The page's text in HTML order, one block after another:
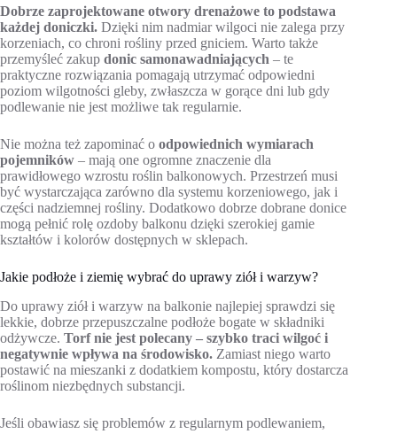
Dobrze zaprojektowane otwory drenażowe to podstawa
każdej doniczki. Dzięki nim nadmiar wilgoci nie zalega przy
korzeniach, co chroni rośliny przed gniciem. Warto także
przemyśleć zakup donic samonawadniających – te
praktyczne rozwiązania pomagają utrzymać odpowiedni
poziom wilgotności gleby, zwłaszcza w gorące dni lub gdy
podlewanie nie jest możliwe tak regularnie.
Nie można też zapominać o odpowiednich wymiarach
pojemników – mają one ogromne znaczenie dla
prawidłowego wzrostu roślin balkonowych. Przestrzeń musi
być wystarczająca zarówno dla systemu korzeniowego, jak i
części nadziemnej rośliny. Dodatkowo dobrze dobrane donice
mogą pełnić rolę ozdoby balkonu dzięki szerokiej gamie
kształtów i kolorów dostępnych w sklepach.
Jakie podłoże i ziemię wybrać do uprawy ziół i warzyw?
Do uprawy ziół i warzyw na balkonie najlepiej sprawdzi się
lekkie, dobrze przepuszczalne podłoże bogate w składniki
odżywcze. Torf nie jest polecany – szybko traci wilgoć i
negatywnie wpływa na środowisko. Zamiast niego warto
postawić na mieszanki z dodatkiem kompostu, który dostarcza
roślinom niezbędnych substancji.
Jeśli obawiasz się problemów z regularnym podlewaniem,